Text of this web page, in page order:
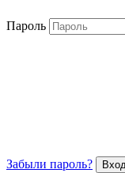
Пароль
Забыли пароль?